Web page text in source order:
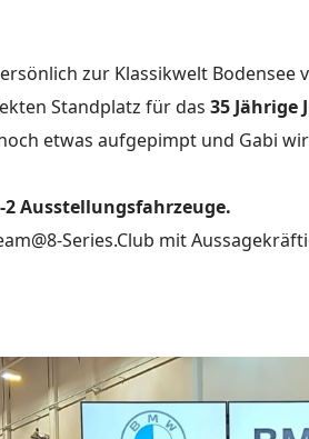
zur Klassikwelt Bodensee
Standplatz für das 35 Jährige
etwas aufgepimpt und Gabi
Ausstellungsfahrzeuge.
Series.Club mit